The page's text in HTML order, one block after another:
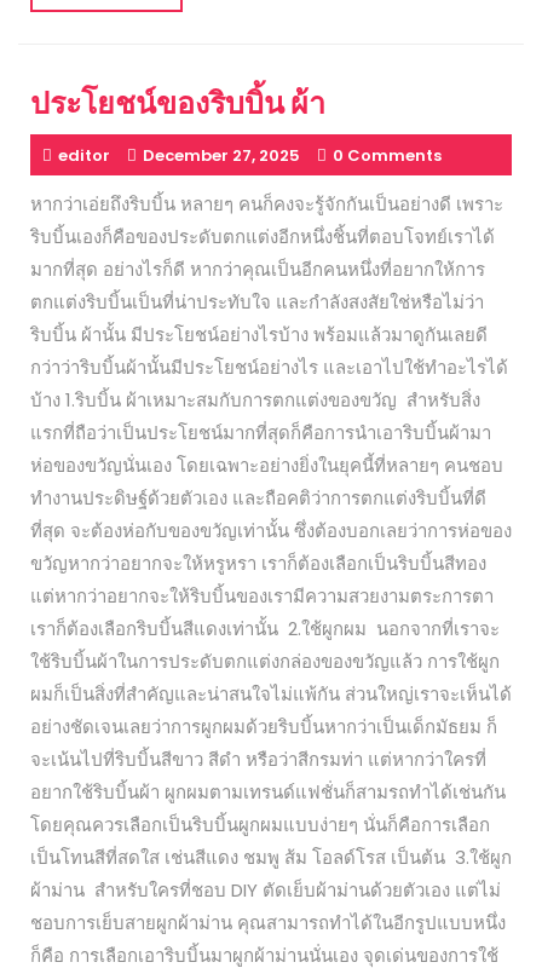
More
ประโยชน์ของริบบิ้น ผ้า
editor December 27, 2025 0 Comments
หากว่าเอ่ยถึงริบบิ้น หลายๆ คนก็คงจะรู้จักกันเป็นอย่างดี เพราะ
ริบบิ้นเองก็คือของประดับตกแต่งอีกหนึ่งชิ้นที่ตอบโจทย์เราได้
มากที่สุด อย่างไรก็ดี หากว่าคุณเป็นอีกคนหนึ่งที่อยากให้การ
ตกแต่งริบบิ้นเป็นที่น่าประทับใจ และกำลังสงสัยใช่หรือไม่ว่า
ริบบิ้น ผ้านั้น มีประโยชน์อย่างไรบ้าง พร้อมแล้วมาดูกันเลยดี
กว่าว่าริบบิ้นผ้านั้นมีประโยชน์อย่างไร และเอาไปใช้ทำอะไรได้
บ้าง 1.ริบบิ้น ผ้าเหมาะสมกับการตกแต่งของขวัญ สำหรับสิ่ง
แรกที่ถือว่าเป็นประโยชน์มากที่สุดก็คือการนำเอาริบบิ้นผ้ามา
ห่อของขวัญนั่นเอง โดยเฉพาะอย่างยิ่งในยุคนี้ที่หลายๆ คนชอบ
ทำงานประดิษฐ์ด้วยตัวเอง และถือคติว่าการตกแต่งริบบิ้นที่ดี
ที่สุด จะต้องห่อกับของขวัญเท่านั้น ซึ่งต้องบอกเลยว่าการห่อของ
ขวัญหากว่าอยากจะให้หรูหรา เราก็ต้องเลือกเป็นริบบิ้นสีทอง
แต่หากว่าอยากจะให้ริบบิ้นของเรามีความสวยงามตระการตา
เราก็ต้องเลือกริบบิ้นสีแดงเท่านั้น 2.ใช้ผูกผม นอกจากที่เราจะ
ใช้ริบบิ้นผ้าในการประดับตกแต่งกล่องของขวัญแล้ว การใช้ผูก
ผมก็เป็นสิ่งที่สำคัญและน่าสนใจไม่แพ้กัน ส่วนใหญ่เราจะเห็นได้
อย่างชัดเจนเลยว่าการผูกผมด้วยริบบิ้นหากว่าเป็นเด็กมัธยม ก็
จะเน้นไปที่ริบบิ้นสีขาว สีดำ หรือว่าสีกรมท่า แต่หากว่าใครที่
อยากใช้ริบบิ้นผ้า ผูกผมตามเทรนด์แฟชั่นก็สามรถทำได้เช่นกัน
โดยคุณควรเลือกเป็นริบบิ้นผูกผมแบบง่ายๆ นั่นก็คือการเลือก
เป็นโทนสีที่สดใส เช่นสีแดง ชมพู ส้ม โอลด์โรส เป็นต้น 3.ใช้ผูก
ผ้าม่าน สำหรับใครที่ชอบ DIY ตัดเย็บผ้าม่านด้วยตัวเอง แต่ไม่
ชอบการเย็บสายผูกผ้าม่าน คุณสามารถทำได้ในอีกรูปแบบหนึ่ง
ก็คือ การเลือกเอาริบบิ้นมาผูกผ้าม่านนั่นเอง จุดเด่นของการใช้